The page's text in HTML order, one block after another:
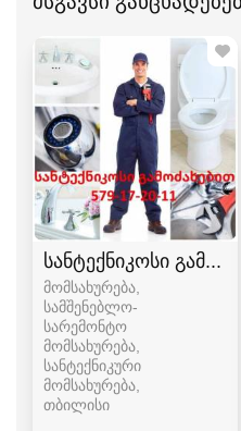
სანტექნიკოსი
მომსახურება,
სამშენებლო-
სარემონტო
მომსახურება,
სანტექნიკური
მომსახურება
თბილისი